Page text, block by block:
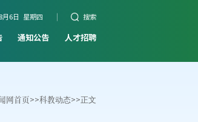
月6日 星期四 搜索
通知公告 人才招聘
网首页>>科教动态>>正文